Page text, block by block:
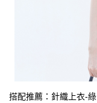
搭配推薦：針織上衣-綠